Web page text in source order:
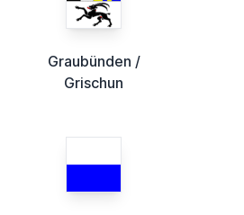
Graubünden /
Grischun